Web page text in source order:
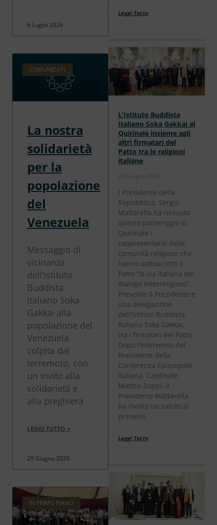
6 Luglio 2026
COMUNICATI
La nostra
solidarietà
per la
popolazione
del
Venezuela
Messaggio di
vicinanza
dell’Istituto
Buddista
Italiano Soka
Gakkai alla
popolazione del
Venezuela
colpita dal
terremoto, con
un invito alla
solidarietà e
alla preghiera
LEGGI TUTTO »
29 Giugno 2026
IN PRIMO PIANO
Leggi Tutto
L’Istituto Buddista
Italiano Soka Gakkai al
Quirinale insieme agli
altri firmatari del
Patto tra le religioni
italiane
25 Giugno 2026
l Presidente della
Repubblica, Sergio
Mattarella ha ricevuto
questo pomeriggio al
Quirinale i
rappresentanti delle
comunità religiose che
hanno sottoscritto il
Patto “la via italiana del
dialogo interreligioso”.
Presente il Presidente e
una delegazione
dell’Istituto Buddista
Italiano Soka Gakkai,
tra i firmatari del Patto.
Dopo l’intervento del
Presidente della
Conferenza Episcopale
Italiana, Cardinale
Matteo Zuppi, il
Presidente Mattarella
ha rivolto un saluto ai
presenti.
Leggi Tutto